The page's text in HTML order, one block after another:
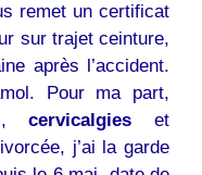
remet un certificat
sur trajet ceinture,
après l’accident.
Pour ma part,
cervicalgies et
j’ai la garde